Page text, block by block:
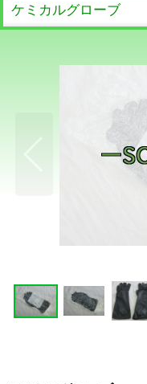
ケミカルグローブ